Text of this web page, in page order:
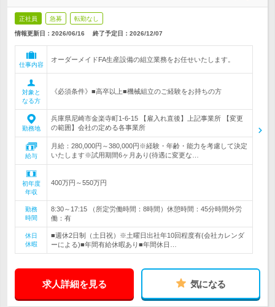
正社員 急募 転勤なし
情報更新日：2026/06/16 終了予定日： 2026/12/07
仕事内容
オーダーメイドFA生産設備の組立業務をお任せいたします。
対象と
なる方
《必須条件》■高卒以上■機械組立のご経験をお持ちの方
勤務地
兵庫県尼崎市金楽寺町1-6-15 【雇入れ直後】上記事業所 【変更
の範囲】会社の定める各事業所
給与
月給：280,000円～380,000円※経験・年齢・能力を考慮して決定
いたします※試用期間6ヶ月あり(待遇に変更な…
初年度
年収
400万円～550万円
勤務
時間
8:30～17:15 （所定労働時間：8時間）休憩時間：45分時間外労
働：有
休日
休暇
■週休2日制（土日祝）※土曜日出社年10回程度有(会社カレンダ
ーによる)■年間有給休暇あり■年間休日…
求人詳細を見る 気になる